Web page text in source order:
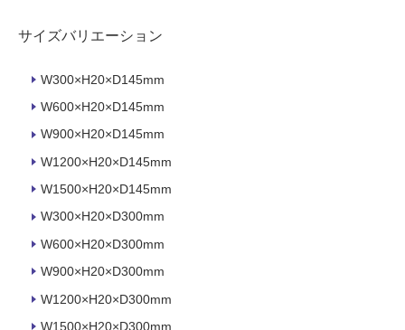
サイズバリエーション
W300×H20×D145mm
W600×H20×D145mm
W900×H20×D145mm
W1200×H20×D145mm
W1500×H20×D145mm
W300×H20×D300mm
W600×H20×D300mm
W900×H20×D300mm
W1200×H20×D300mm
W1500×H20×D300mm
能
地
以
外)
使
不
可
フ